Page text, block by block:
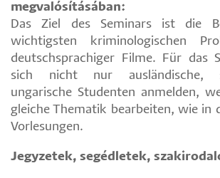
megvalósításában:
Das Ziel des Seminars ist die
wichtigsten kriminologischen
deutschsprachiger Filme. Für das
sich nicht nur ausländische,
ungarische Studenten anmelden,
gleiche Thematik bearbeiten, wie in
Vorlesungen.
Jegyzetek, segédletek,